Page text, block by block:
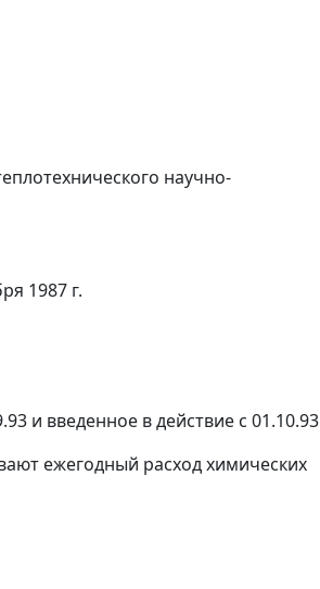
научно-
1987 г.
и введенное в действие с 01.10.93
ежегодный расход химических